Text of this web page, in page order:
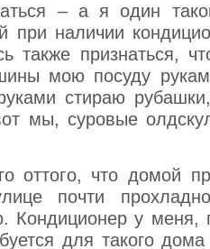
– а я один
при наличии
также признаться,
мою посуду
стираю
мы, суровые
оттого, что домой
почти
Кондиционер у меня,
для такого